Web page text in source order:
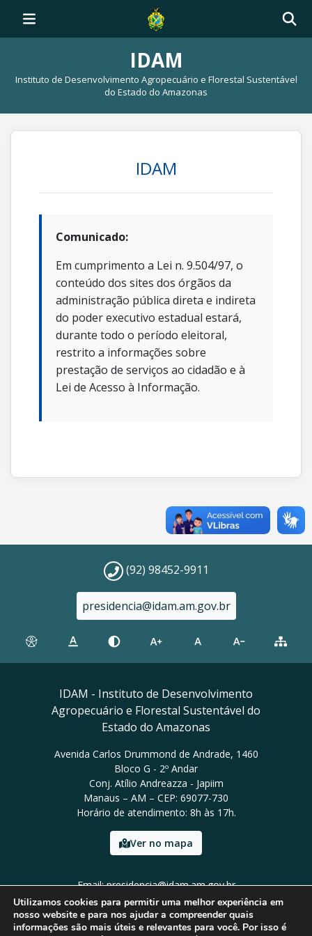
IDAM
Instituto de Desenvolvimento Agropecuário e Florestal Sustentável
do Estado do Amazonas
IDAM
Comunicado:
Em cumprimento a Lei n. 9.504/97, o
conteúdo dos sites dos órgãos da
administração pública direta e indireta
do poder executivo estadual estará,
durante todo o período eleitoral,
restrito a informações sobre
prestação de serviços ao cidadão e à
Lei de Acesso à Informação.
(92) 98452-9911
presidencia@idam.am.gov.br
IDAM - Instituto de Desenvolvimento
Agropecuário e Florestal Sustentável do
Estado do Amazonas
Avenida Carlos Drummond de Andrade, 1460
Bloco G - 2º Andar
Conj. Atílio Andreazza - Japiim
Manaus – AM – CEP: 69077-730
Horário de atendimento: 8h às 17h.
Ver no mapa
Email: presidencia@idam.am.gov.br
Tel: (92) 98452-9911
Utilizamos cookies para permitir uma melhor experiência em
nosso website e para nos ajudar a compreender quais
informações são mais úteis e relevantes para você. Por isso é